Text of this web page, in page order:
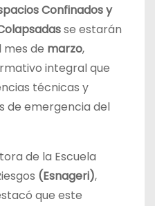
Confinados y
se estarán
de marzo,
integral que
técnicas y
de emergencia del
de la Escuela
(Esnageri),
que este